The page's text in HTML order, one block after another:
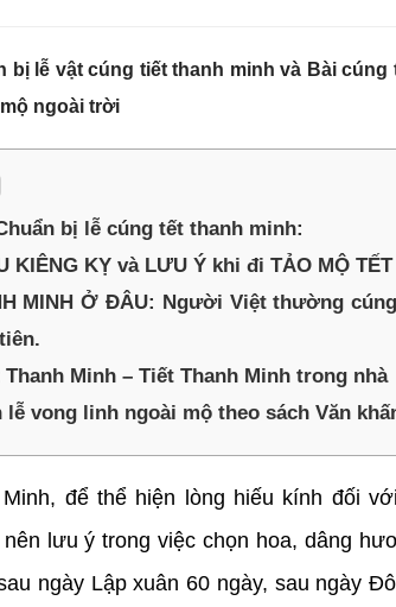
bị lễ vật cúng tiết thanh minh và Bài
ngoài trời
bị lễ cúng tết thanh minh:
KIÊNG KỴ và LƯU Ý khi đi TẢO MỘ
MINH Ở ĐÂU: Người Việt thường
Minh – Tiết Thanh Minh trong nhà
lễ vong linh ngoài mộ theo sách Văn
Minh, để thể hiện lòng hiếu kính đối
lưu ý trong việc chọn hoa, dâng
ngày Lập xuân 60 ngày, sau ngày